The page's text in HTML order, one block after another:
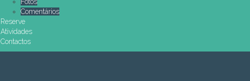
Comentários
Reserve
Atividades
Contactos